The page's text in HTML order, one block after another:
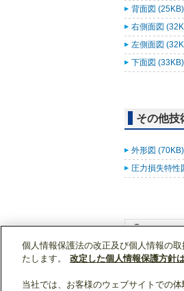
背面図 (25KB)
右側面図
左側面図
下面図 (33KB)
その他技
外形図 (70KB)
圧力損失特性
WIN2Kトップ
個人情報保護法の改正及び個人情報の
たします。
改定した個人情報保護方針
当社では、お客様のウェブサイトでの